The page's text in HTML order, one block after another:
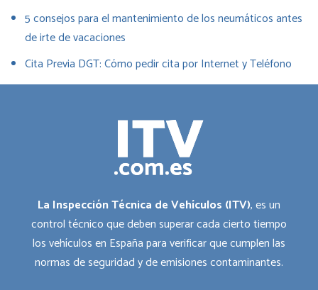
5 consejos para el mantenimiento de los neumáticos antes
de irte de vacaciones
Cita Previa DGT: Cómo pedir cita por Internet y Teléfono
La Inspección Técnica de Vehículos (ITV), es un
control técnico que deben superar cada cierto tiempo
los vehículos en España para verificar que cumplen las
normas de seguridad y de emisiones contaminantes.